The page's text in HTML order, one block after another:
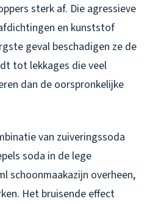
sterk af. Die agressieve
en kunststof
geval beschadigen ze de
tot lekkages die veel
dan de oorspronkelijke
van zuiveringssoda
soda in de lege
schoonmaakazijn overheen,
Het bruisende effect